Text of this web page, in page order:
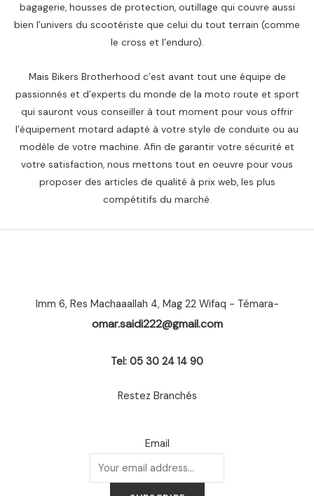
bagagerie, housses de protection, outillage qui couvre aussi
bien l’univers du scootériste que celui du tout terrain (comme
le cross et l’enduro).
Mais Bikers Brotherhood c’est avant tout une équipe de
passionnés et d’experts du monde de la moto route et sport
qui sauront vous conseiller à tout moment pour vous offrir
l’équipement motard adapté à votre style de conduite ou au
modèle de votre machine. Afin de garantir votre sécurité et
votre satisfaction, nous mettons tout en oeuvre pour vous
proposer des articles de qualité à prix web, les plus
compétitifs du marché.
Imm 6, Res Machaaallah 4, Mag 22 Wifaq - Témara-
omar.saidi222@gmail.com
Tel: 05 30 24 14 90
Restez Branchés
Email